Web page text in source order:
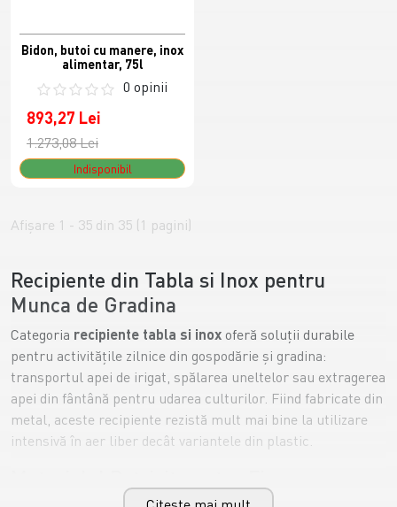
Bidon, butoi cu manere, inox
alimentar, 75l
0 opinii
893,27 Lei
1.273,08 Lei
Indisponibil
Afişare 1 - 35 din 35 (1 pagini)
Recipiente din Tabla si Inox pentru
Munca de Gradina
Categoria recipiente tabla si inox oferă soluții durabile
pentru activitățile zilnice din gospodărie și gradina:
transportul apei de irigat, spălarea uneltelor sau extragerea
apei din fântână pentru udarea culturilor. Fiind fabricate din
metal, aceste recipiente rezistă mult mai bine la utilizare
intensivă în aer liber decât variantele din plastic.